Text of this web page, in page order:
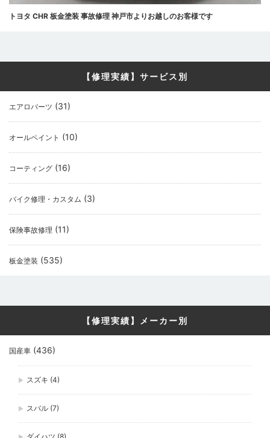
トヨタ CHR 板金塗装 事故修理 神戸市よりお越しのお客様です
【修理実績】サービス別
エアロパーツ (31)
オールペイント (10)
コーティング (16)
バイク修理・カスタム (3)
保険事故修理 (11)
板金塗装 (535)
【修理実績】メーカー別
国産車 (436)
スズキ (4)
スバル (7)
ダイハツ (8)